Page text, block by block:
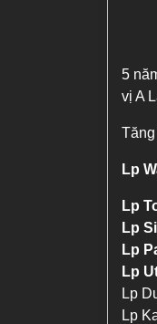
5
vị A
Lp
Lp
Lp
Lp
Lp
Lp
Lp